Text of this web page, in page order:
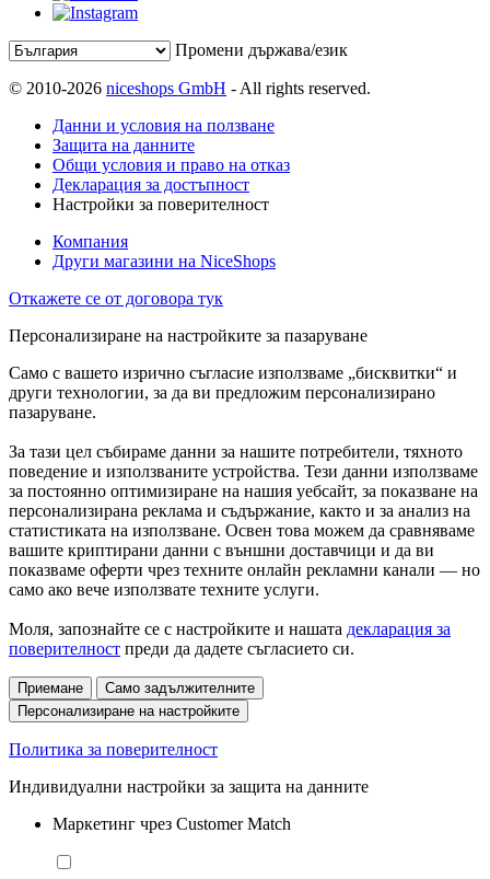
Промени държава/език
© 2010-2026 niceshops GmbH - All rights reserved.
Данни и условия на ползване
Защита на данните
Общи условия и право на отказ
Декларация за достъпност
Настройки за поверителност
Компания
Други магазини на NiceShops
Откажете се от договора тук
Персонализиране на настройките за пазаруване
Само с вашето изрично съгласие използваме „бисквитки“ и
други технологии, за да ви предложим персонализирано
пазаруване.
За тази цел събираме данни за нашите потребители, тяхното
поведение и използваните устройства. Тези данни използваме
за постоянно оптимизиране на нашия уебсайт, за показване на
персонализирана реклама и съдържание, както и за анализ на
статистиката на използване. Освен това можем да сравняваме
вашите криптирани данни с външни доставчици и да ви
показваме оферти чрез техните онлайн рекламни канали — но
само ако вече използвате техните услуги.
Моля, запознайте се с настройките и нашата декларация за
поверителност преди да дадете съгласието си.
Приемане
Само задължителните
Персонализиране на настройките
Политика за поверителност
Индивидуални настройки за защита на данните
Маркетинг чрез Customer Match